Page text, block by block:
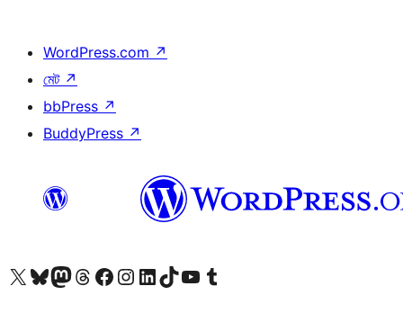
WordPress.com ↗
মেট ↗
bbPress ↗
BuddyPress ↗
আমাৰ X (আগৰ Twitter) একাউণ্টলৈ যাওকআমাৰ Bluesky একাউণ্টলৈ যাওকআমাৰ Mastodon একাউণ্টলৈ যাওকআমাৰ Threads একাউণ্টলৈ যাওকআমাৰ Facebook পৃষ্ঠালৈ যাওকআমাৰ Instagram একাউণ্টলৈ যাওকআমাৰ LinkedIn একাউণ্টলৈ যাওকআমাৰ TikTok একাউণ্টলৈ যাওকআমাৰ YouTube চেনেললৈ যাওকআমাৰ Tumblr একাউণ্টলৈ যাওক